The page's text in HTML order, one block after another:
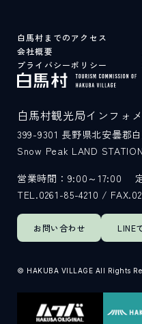
白馬村までのアクセス
会社概要
プライバシーポリシー
お問い合わせ LINE
白馬村観光局インフォ
399-9301 長野県北安曇郡
Snow Peak LAND
営業時間：9:00～17:00
TEL.0261-85-4210 /
© HAKUBA VILLAGE All Rights